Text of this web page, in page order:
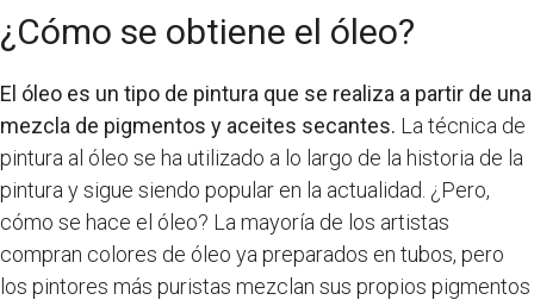
¿Cómo se obtiene el óleo?
El óleo es un tipo de pintura que se realiza a partir de una
mezcla de pigmentos y aceites secantes. La técnica de
pintura al óleo se ha utilizado a lo largo de la historia de la
pintura y sigue siendo popular en la actualidad. ¿Pero,
cómo se hace el óleo? La mayoría de los artistas
compran colores de óleo ya preparados en tubos, pero
los pintores más puristas mezclan sus propios pigmentos